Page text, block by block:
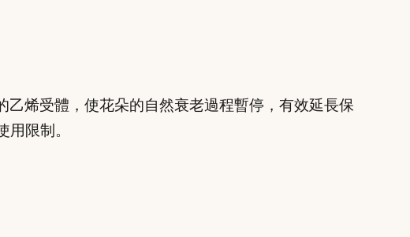
烯受體，使花朵的自然衰老過程暫停，有效延長保
限制。